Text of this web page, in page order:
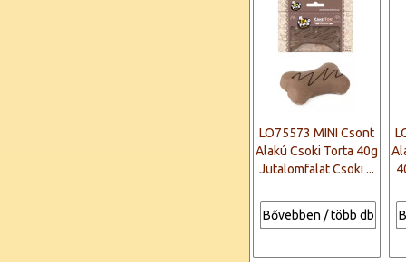
LO75573 MINI Csont
Alakú Csoki Torta 40g
Jutalomfalat Csoki ...
Bővebben / több db